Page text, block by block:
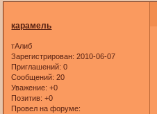
карамель
тАлиб
Зарегистрирован: 2010-06-07
Приглашений: 0
Сообщений: 20
Уважение: +0
Позитив: +0
Провел на форуме: